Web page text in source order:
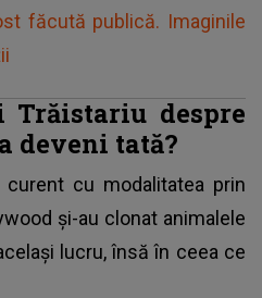
făcută publică. Imaginile
Trăistariu despre
deveni tată?
cu modalitatea prin
și-au clonat animalele
lucru, însă în ceea ce